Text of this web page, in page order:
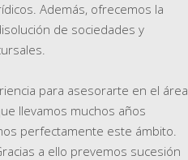
Además, ofrecemos la
de sociedades y
para asesorarte en el área
llevamos muchos años
perfectamente este ámbito.
a ello prevemos sucesión